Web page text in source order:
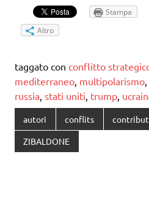
Stampa
Altro
taggato con conflitto
mediterraneo, multipolarismo,
russia, stati uniti, trump,
autori conflits
ZIBALDONE